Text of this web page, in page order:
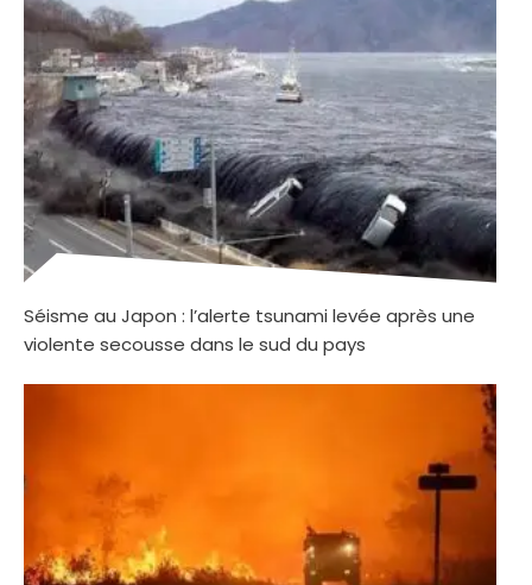
Séisme au Japon : l’alerte tsunami levée après une
violente secousse dans le sud du pays